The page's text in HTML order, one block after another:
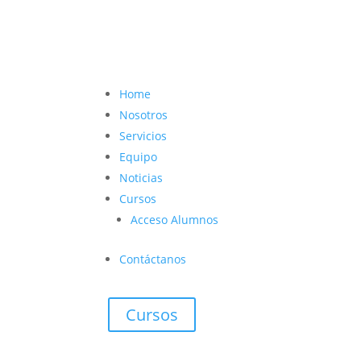
Home
Nosotros
Servicios
Equipo
Noticias
Cursos
Acceso Alumnos
Contáctanos
Cursos